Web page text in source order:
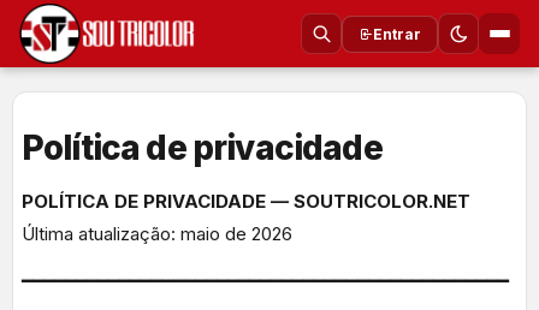
Entrar
Política de privacidade
POLÍTICA DE PRIVACIDADE — SOUTRICOLOR.NET
Última atualização: maio de 2026
━━━━━━━━━━━━━━━━━━━━━━━━━━━━━━━━━━━━━━━━━━━━━